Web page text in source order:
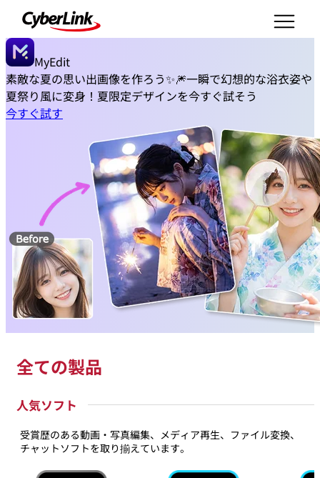
MyEdit
素敵な夏の思い出画像を作ろう✨🎆一瞬で幻想的な浴衣姿や
夏祭り風に変身！夏限定デザインを今すぐ試そう
今すぐ試す
全ての製品
人気ソフト
受賞歴のある動画・写真編集、メディア再生、ファイル変換、
チャットソフトを取り揃えています。